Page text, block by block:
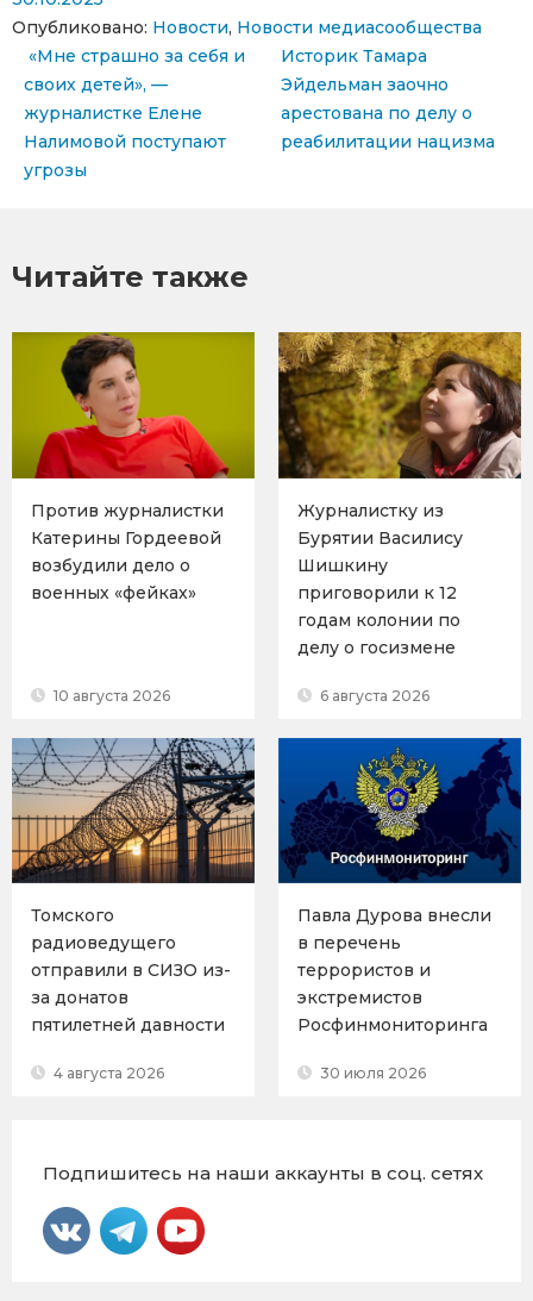
Опубликовано: Новости, Новости медиасообщества
Навигация по записям
«Мне страшно за себя и
своих детей», —
журналистке Елене
Налимовой поступают
угрозы
Историк Тамара
Эйдельман заочно
арестована по делу о
реабилитации нацизма
Читайте также
Против журналистки
Катерины Гордеевой
возбудили дело о
военных «фейках»
10 августа 2026
Журналистку из
Бурятии Василису
Шишкину
приговорили к 12
годам колонии по
делу о госизмене
6 августа 2026
Томского
радиоведущего
отправили в СИЗО из-
за донатов
пятилетней давности
4 августа 2026
Павла Дурова внесли
в перечень
террористов и
экстремистов
Росфинмониторинга
30 июля 2026
Подпишитесь на наши аккаунты в соц. сетях